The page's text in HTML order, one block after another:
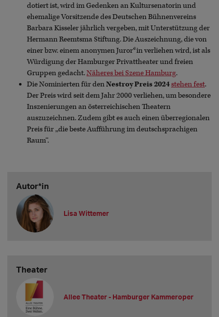
dotiert ist, wird im Gedenken an Kultursenatorin und
ehemalige Vorsitzende des Deutschen Bühnenvereins
Barbara Kisseler jährlich vergeben, mit Unterstützung der
Hermann Reemtsma Stiftung. Die Auszeichnung, die von
einer bzw. einem anonymen Juror*in verliehen wird, ist als
Würdigung der Hamburger Privattheater und freien
Gruppen gedacht.Näheres bei Szene Hamburg.
Die Nominierten für denNestroy Preis 2024stehen fest.
Der Preis wird seit dem Jahr 2000 verliehen, um besondere
Inszenierungen an österreichischen Theatern
auszuzeichnen. Zudem gibt es auch einen überregionalen
Preis für ,,die beste Aufführung im deutschsprachigen
Raum‘‘.
Autor*in
Lisa Wittemer
Theater
Allee Theater - Hamburger Kammeroper